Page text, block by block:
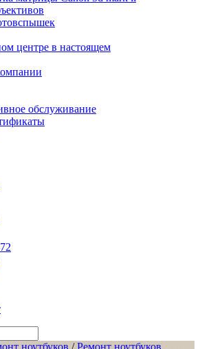
центре в настоящем
обслуживание
ноутбуков /Ремонт ноутбуков